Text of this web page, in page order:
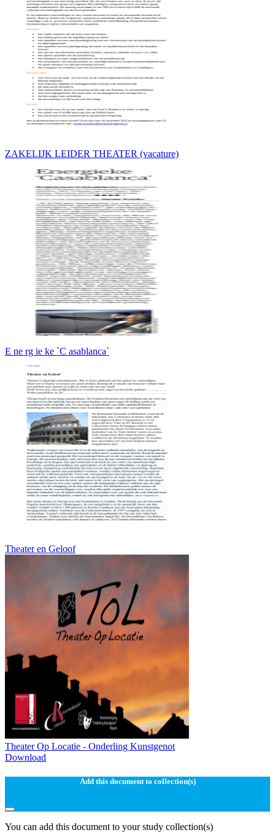
ZAKELIJK LEIDER THEATER (vacature)
E ne rg ie ke `C asablanca`
Theater en Geloof
Theater Op Locatie - Onderling Kunstgenot
Download
Add this document to collection(s)
You can add this document to your study collection(s)